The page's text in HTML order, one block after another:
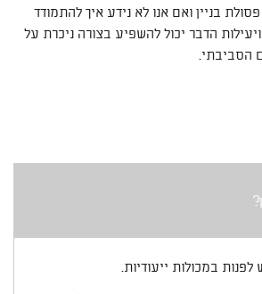
בניין ואם אנו לא נידע איך להתמודד
הדבר יכול להשפיע בצורה ניכרת על
הסביבתי.
לפנות במכולות ייעודיות.